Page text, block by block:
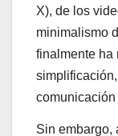
X), de los
minimalismo
finalmente ha
Sin embargo,